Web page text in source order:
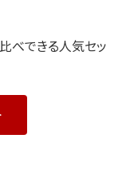
べできる人気セッ